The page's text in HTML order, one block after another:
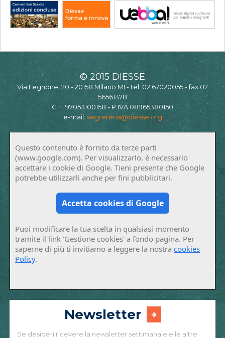
© 2015 DIESSE
Via Legnone, 20 - 20158 Milano MI - tel. 02 67020055 - fax 02
56561378
C.F. 97053100158 - P.IVA 08965380150
e-mail: segreteria@diesse.org
Questo contenuto è fornito da terze parti
(www.google.com). Per visualizzarlo, è necessario
accettare i cookie di Google. Tieni presente che Google
potrebbe utilizzarli anche per fini pubblicitari.
Accetta cookies di Google
Puoi modificare la tua scelta in qualsiasi momento
tramite il link 'Gestione cookies' a fondo pagina. Per
saperne di più ti invitiamo a leggere la nostracookies
Policy.
Newsletter
Se desideri ricevere la newsletter settimanale e le altre